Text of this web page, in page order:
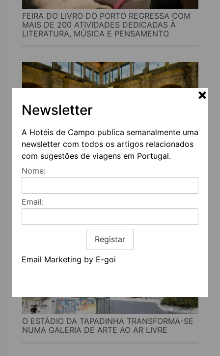
Newsletter
A Hotéis de Campo publica semanalmente uma
newsletter com todos os artigos relacionados
com sugestões de viagens em Portugal.
Nome:
Email:
Registar
Email Marketing by E-goi
FEIRA DO LIVRO DO PORTO REGRESSA COM
MAIS DE 200 ATIVIDADES DEDICADAS À
LITERATURA, MÚSICA E PENSAMENTO
UVVA REGRESSA A AMARANTE PARA
CELEBRAR O VINHO, A GASTRONOMIA E A
O ESTÁDIO DA TAPADINHA TRANSFORMA-SE
NUMA GALERIA DE ARTE AO AR LIVRE